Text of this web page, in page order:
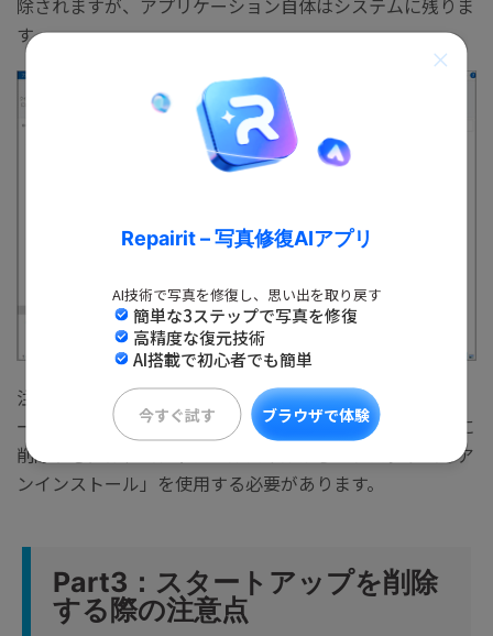
Repairit – 写真修復AIアプリ
AI技術で写真を修復し、思い出を取り戻す
簡単な3ステップで写真を修復
高精度な復元技術
AI搭載で初心者でも簡単
今すぐ試す ブラウザで体験
除されますが、アプリケーション自体はシステムに残りま
す。
注意: この操作はショートカットのみを削除し、アプリケ
ーション自体は削除しません。アプリケーションを完全に
削除するには、コントロールパネルから「プログラムのア
ンインストール」を使用する必要があります。
Part3：スタートアップを削除
する際の注意点